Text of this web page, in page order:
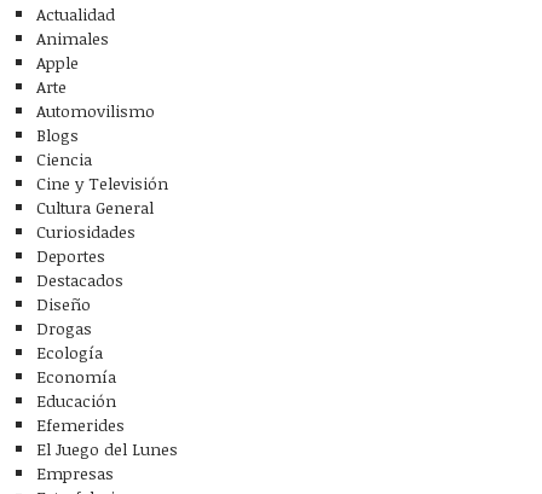
Actualidad
Animales
Apple
Arte
Automovilismo
Blogs
Ciencia
Cine y Televisión
Cultura General
Curiosidades
Deportes
Destacados
Diseño
Drogas
Ecología
Economía
Educación
Efemerides
El Juego del Lunes
Empresas